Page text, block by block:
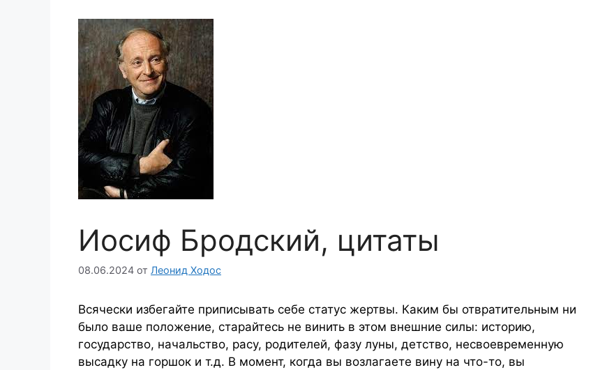
Иосиф Бродский, цитаты
08.06.2024 от Леонид Ходос
Всячески избегайте приписывать себе статус жертвы. Каким бы отвратительным ни
было ваше положение, старайтесь не винить в этом внешние силы: историю,
государство, начальство, расу, родителей, фазу луны, детство, несвоевременную
высадку на горшок и т.д. В момент, когда вы возлагаете вину на что-то, вы